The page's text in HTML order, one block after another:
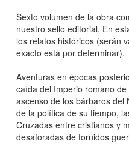
Sexto volumen de la obra
nuestro sello editorial. En
los relatos históricos (serán
exacto está por determinar).
Aventuras en épocas
caída del Imperio romano
ascenso de los bárbaros del
de la política de su tiempo,
Cruzadas entre cristianos y
desaforadas de fornidos